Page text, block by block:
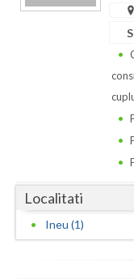
Giurgiu
Gorj
Localitati
Ineu (1)